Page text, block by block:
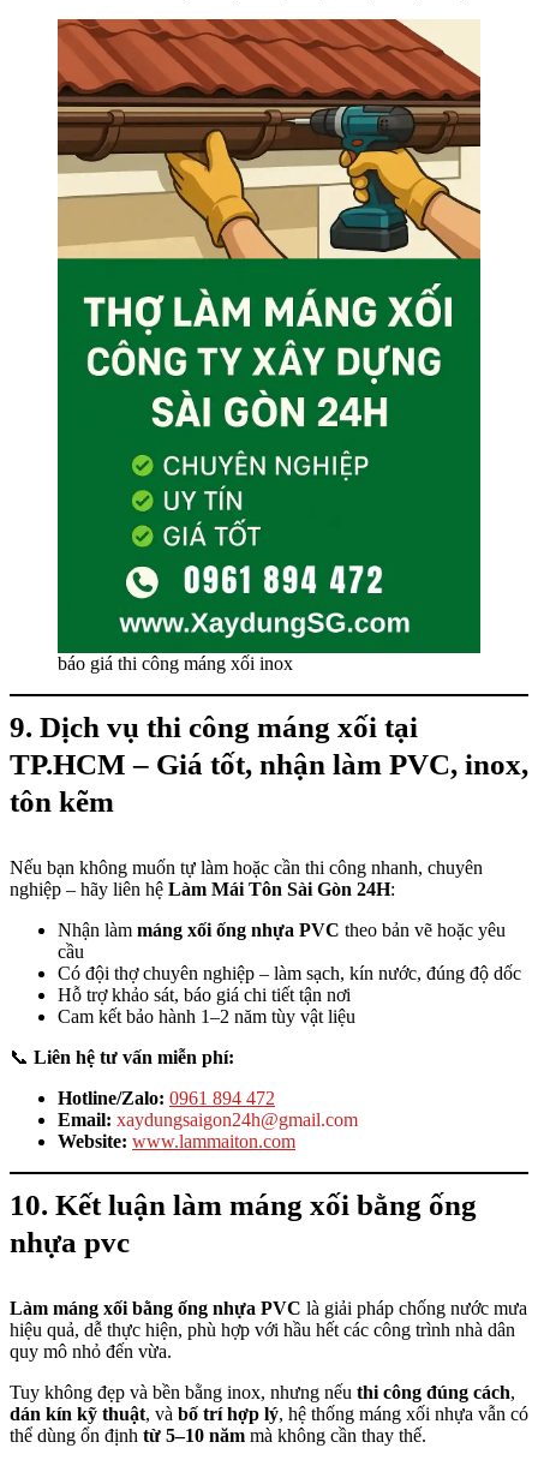
báo giá thi công máng xối inox
9. Dịch vụ thi công máng xối tại
TP.HCM – Giá tốt, nhận làm PVC, inox,
tôn kẽm
Nếu bạn không muốn tự làm hoặc cần thi công nhanh, chuyên
nghiệp – hãy liên hệ Làm Mái Tôn Sài Gòn 24H:
Nhận làm máng xối ống nhựa PVC theo bản vẽ hoặc yêu
cầu
Có đội thợ chuyên nghiệp – làm sạch, kín nước, đúng độ dốc
Hỗ trợ khảo sát, báo giá chi tiết tận nơi
Cam kết bảo hành 1–2 năm tùy vật liệu
📞 Liên hệ tư vấn miễn phí:
Hotline/Zalo: 0961 894 472
Email: xaydungsaigon24h@gmail.com
Website: www.lammaiton.com
10. Kết luận làm máng xối bằng ống
nhựa pvc
Làm máng xối bằng ống nhựa PVC là giải pháp chống nước mưa
hiệu quả, dễ thực hiện, phù hợp với hầu hết các công trình nhà dân
quy mô nhỏ đến vừa.
Tuy không đẹp và bền bằng inox, nhưng nếu thi công đúng cách,
dán kín kỹ thuật, và bố trí hợp lý, hệ thống máng xối nhựa vẫn có
thể dùng ổn định từ 5–10 năm mà không cần thay thế.